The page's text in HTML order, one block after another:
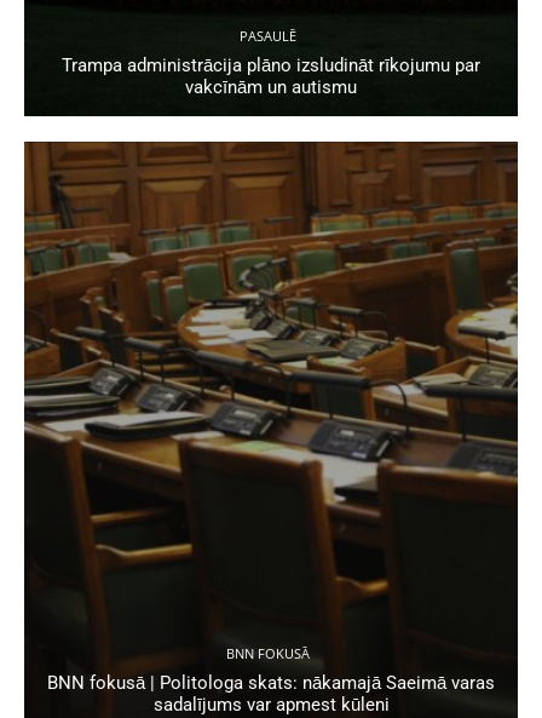
PASAULĒ
Trampa administrācija plāno izsludināt rīkojumu par
vakcīnām un autismu
BNN FOKUSĀ
BNN fokusā | Politologa skats: nākamajā Saeimā varas
sadalījums var apmest kūleni